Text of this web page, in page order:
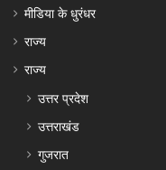
मीडिया के धुरंधर
राज्य
राज्य
उत्तर प्रदेश
उत्तराखंड
गुजरात